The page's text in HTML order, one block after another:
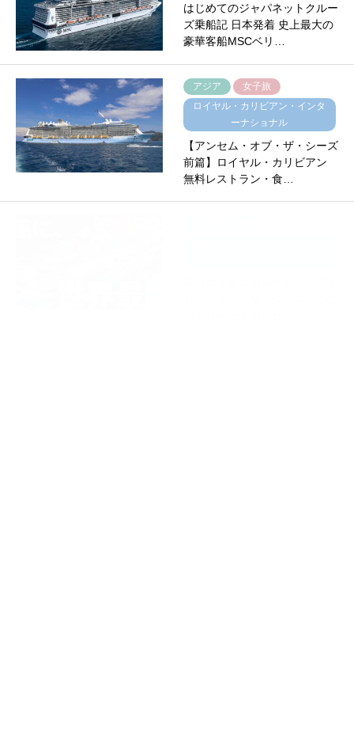
はじめてのジャパネットクルー
ズ乗船記 日本発着 史上最大の
豪華客船MSCベリ…
アジア
女子旅
ロイヤル・カリビアン・インタ
ーナショナル
【アンセム・オブ・ザ・シーズ
前篇】ロイヤル・カリビアン
無料レストラン・食…